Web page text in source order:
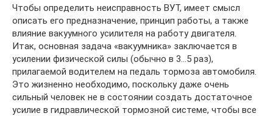
Чтобы определить неисправность ВУТ, имеет смысл
описать его предназначение, принцип работы, а также
влияние вакуумного усилителя на работу двигателя.
Итак, основная задача «вакуумника» заключается в
усилении физической силы (обычно в 3…5 раз),
прилагаемой водителем на педаль тормоза автомобиля.
Это жизненно необходимо, поскольку даже очень
сильный человек не в состоянии создать достаточное
усилие в гидравлической тормозной системе, чтобы все